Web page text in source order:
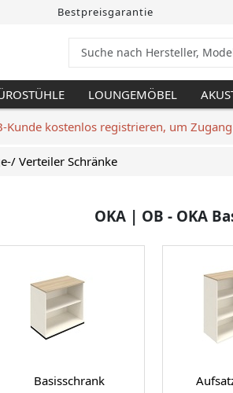
Bestpreisgarantie
LOUNGEMÖBEL
Kunde kostenlos registrieren, um
Verteiler Schränke
OKA | OB - OKA
Basisschrank